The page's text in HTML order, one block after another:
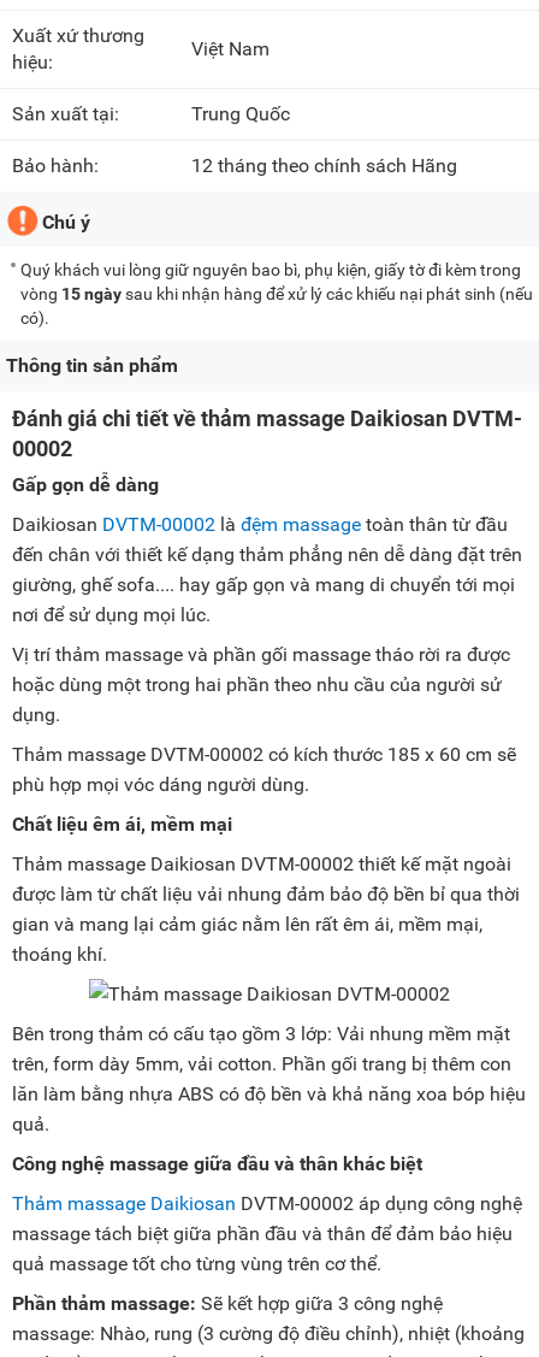
Xuất xứ thương
hiệu:
Việt Nam
Sản xuất tại: Trung Quốc
Bảo hành: 12 tháng theo chính sách Hãng
Chú ý
Quý khách vui lòng giữ nguyên bao bì, phụ kiện, giấy tờ đi kèm trong
vòng 15 ngàysau khi nhận hàng để xử lý các khiếu nại phát sinh (nếu
có).
Thông tin sản phẩm
Đánh giá chi tiết về thảm massage Daikiosan DVTM-
00002
Gấp gọn dễ dàng
Daikiosan DVTM-00002 là đệm massage toàn thân từ đầu
đến chân với thiết kế dạng thảm phẳng nên dễ dàng đặt trên
giường, ghế sofa.... hay gấp gọn và mang di chuyển tới mọi
nơi để sử dụng mọi lúc.
Vị trí thảm massage và phần gối massage tháo rời ra được
hoặc dùng một trong hai phần theo nhu cầu của người sử
dụng.
Thảm massage DVTM-00002 có kích thước 185 x 60 cm sẽ
phù hợp mọi vóc dáng người dùng.
Chất liệu êm ái, mềm mại
Thảm massage Daikiosan DVTM-00002 thiết kế mặt ngoài
được làm từ chất liệu vải nhung đảm bảo độ bền bỉ qua thời
gian và mang lại cảm giác nằm lên rất êm ái, mềm mại,
thoáng khí.
Bên trong thảm có cấu tạo gồm 3 lớp: Vải nhung mềm mặt
trên, form dày 5mm, vải cotton. Phần gối trang bị thêm con
lăn làm bằng nhựa ABS có độ bền và khả năng xoa bóp hiệu
quả.
Công nghệ massage giữa đầu và thân khác biệt
Thảm massage Daikiosan DVTM-00002 áp dụng công nghệ
massage tách biệt giữa phần đầu và thân để đảm bảo hiệu
quả massage tốt cho từng vùng trên cơ thể.
Phần thảm massage: Sẽ kết hợp giữa 3 công nghệ
massage: Nhào, rung (3 cường độ điều chỉnh), nhiệt (khoảng